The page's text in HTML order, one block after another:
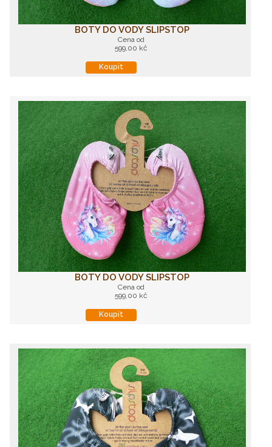
BOTY DO VODY SLIPSTOP
Cena od
599,00 kč
Koupit
BOTY DO VODY SLIPSTOP
Cena od
599,00 kč
Koupit